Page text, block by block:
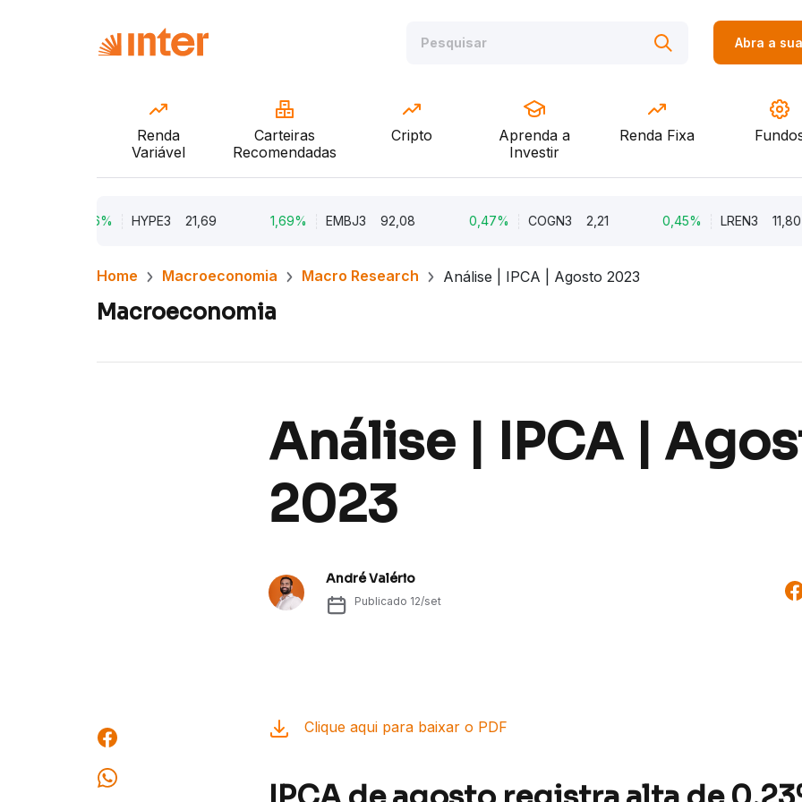
Abra a
Renda
Variável
Carteiras
Recomendadas
Cripto
Aprenda a
Investir
Renda Fixa
HYPE3 21,69 EMBJ3 92,08 0,47% COGN3 2,21 LREN3 11,80
Home Macroeconomia Macro Research Análise | IPCA | Agosto 2023
Macroeconomia
Análise | IPCA |
2023
André Valério
Publicado 12/set
Clique aqui para baixar o PDF